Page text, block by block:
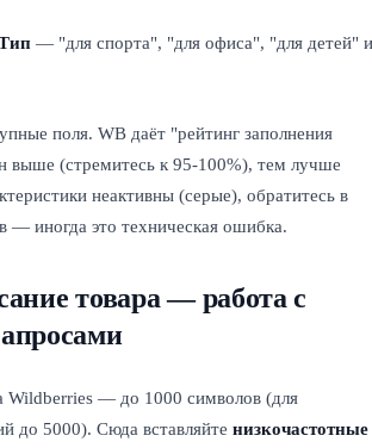
— "для спорта", "для офиса", "для детей" и
поля. WB даёт "рейтинг заполнения
выше (стремитесь к 95-100%), тем лучше
неактивны (серые), обратитесь в
— иногда это техническая ошибка.
товара — работа с
Wildberries — до 1000 символов (для
до 5000). Сюда вставляйте низкочастотные